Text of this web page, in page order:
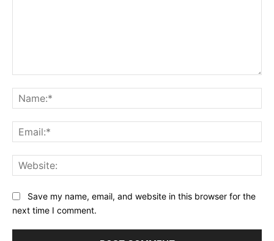
Save my name, email, and website in this browser for the
next time I comment.